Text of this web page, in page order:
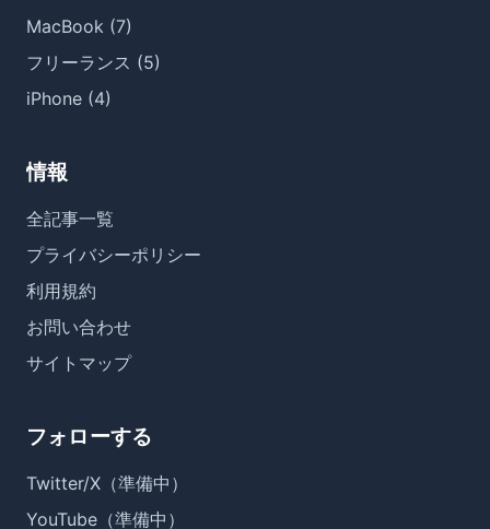
MacBook (7)
フリーランス (5)
iPhone (4)
情報
全記事一覧
プライバシーポリシー
利用規約
お問い合わせ
サイトマップ
フォローする
Twitter/X（準備中）
YouTube（準備中）